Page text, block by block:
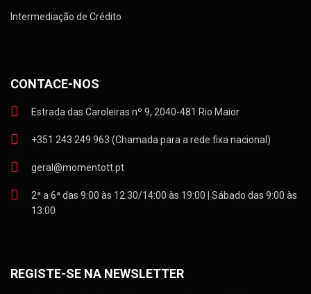
Intermediação de Crédito
CONTACE-NOS
Estrada das Caroleiras nº 9, 2040-481 Rio Maior
+351 243 249 963 (Chamada para a rede fixa nacional)
geral@momentott.pt
2ª a 6ª das 9:00 às 12:30/14:00 às 19:00 | Sábado das 9:00 às
13:00
REGISTE-SE NA NEWSLETTER